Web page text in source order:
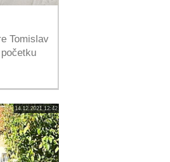
Tomislav
14.12.2021 12:42